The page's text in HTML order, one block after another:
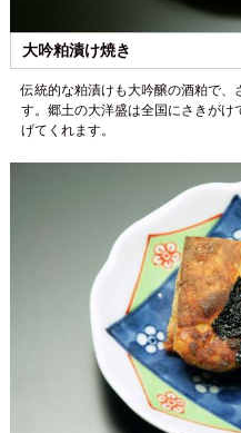
大吟粕漬け焼き
伝統的な粕漬けも大吟醸の酒粕で、
す。郷土の大洋盛は全国にさきが
げてくれます。